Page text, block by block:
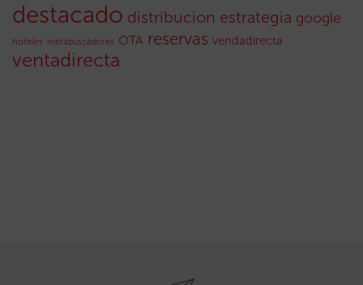
destacado distribucion estrategia google
hoteles metabuscadores OTA reservas vendadirecta
ventadirecta